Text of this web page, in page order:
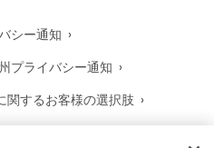
シー通知
プライバシー通知
関するお客様の選択肢